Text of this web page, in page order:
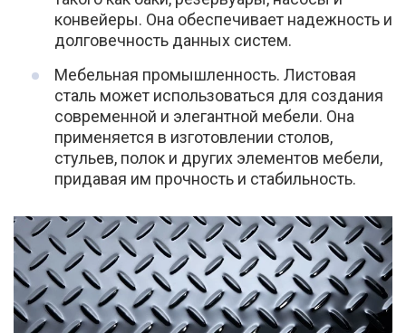
конвейеры. Она обеспечивает надежность и
долговечность данных систем.
Мебельная промышленность. Листовая
сталь может использоваться для создания
современной и элегантной мебели. Она
применяется в изготовлении столов,
стульев, полок и других элементов мебели,
придавая им прочность и стабильность.